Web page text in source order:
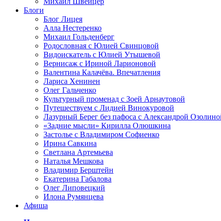
Блоги
Блог Лицея
Алла Нестеренко
Михаил Гольденберг
Родословная с Юлией Свинцовой
Видоискатель с Юлией Утышевой
Вернисаж с Ириной Ларионовой
Валентина Калачёва. Впечатления
Лариса Хенинен
Олег Гальченко
Культурный променад с Зоей Арнаутовой
Путешествуем с Лидией Винокуровой
Лазурный Берег без пафоса с Александрой
«Задние мысли» Кирилла Олюшкина
Застолье с Владимиром Софиенко
Ирина Савкина
Светлана Артемьева
Наталья Мешкова
Владимир Берштейн
Екатерина Габалова
Олег Липовецкий
Илона Румянцева
Афиша